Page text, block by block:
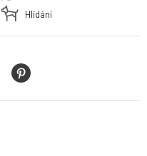
Hlídání